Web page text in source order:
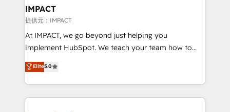
Integration templates that put HubSpot in the center
of your tech stack, syncing... 🛍️ Shopify or
WooCommerce 💲 Stripe or Paypal 💰 Sage or
Netsuite 🤖 Google or Microsoft ✍️ DocuSign or
the rare Advanced "Custom Integrations"
Accreditation, securely sync data across... 🔄 any
IMPACT
提供元：IMPACT
At IMPACT, we go beyond just helping you
implement HubSpot. We teach your team how to
master it. As the creators of the Endless Customers
System™ (the next evolution of They Ask, You
Answer), we’re the only HubSpot partner built
entirely around coaching and training. That means
Elite5.0